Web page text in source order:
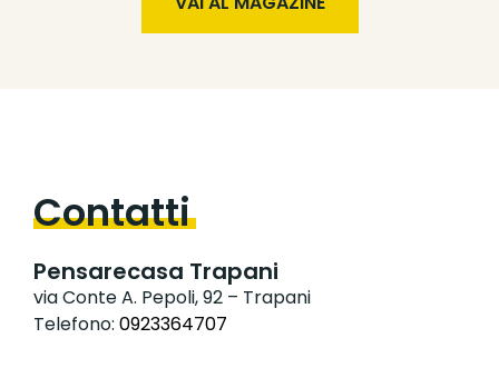
Contatti
Pensarecasa Trapani
via Conte A. Pepoli, 92 – Trapani
Telefono: 0923364707